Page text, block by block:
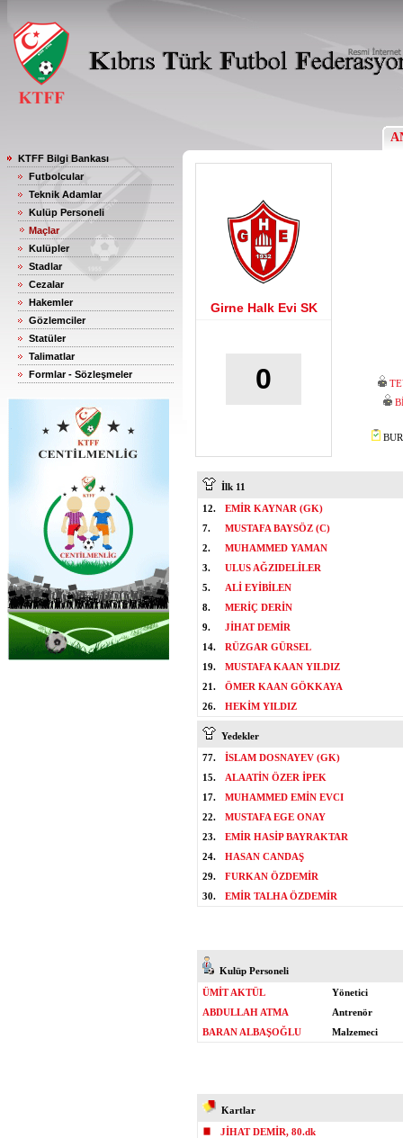
KTFF Bilgi Bankası
Futbolcular
Teknik Adamlar
Kulüp Personeli
Maçlar
Kulüpler
Stadlar
Cezalar
Hakemler
Gözlemciler
Statüler
Talimatlar
Formlar - Sözleşmeler
Girne Halk Evi SK
0
İlk 11
12.
EMİR KAYNAR (GK)
7.
MUSTAFA BAYSÖZ (C)
2.
MUHAMMED YAMAN
3.
ULUS AĞZIDELİLER
5.
ALİ EYİBİLEN
8.
MERİÇ DERİN
9.
JİHAT DEMİR
14.
RÜZGAR GÜRSEL
19.
MUSTAFA KAAN YILDIZ
21.
ÖMER KAAN GÖKKAYA
26.
HEKİM YILDIZ
Yedekler
77.
İSLAM DOSNAYEV (GK)
15.
ALAATİN ÖZER İPEK
17.
MUHAMMED EMİN EVCI
22.
MUSTAFA EGE ONAY
23.
EMİR HASİP BAYRAKTAR
24.
HASAN CANDAŞ
29.
FURKAN ÖZDEMİR
30.
EMİR TALHA ÖZDEMİR
Kulüp Personeli
ÜMİT AKTÜL
Yönetici
ABDULLAH ATMA
Antrenör
BARAN ALBAŞOĞLU
Malzemeci
Kartlar
JİHAT DEMİR, 80.dk